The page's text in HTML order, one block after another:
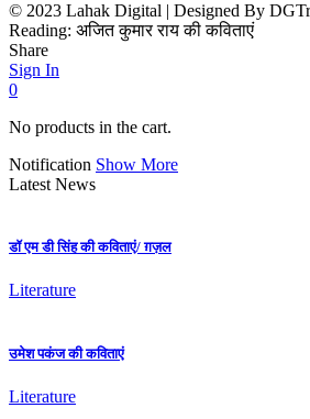
© 2023 Lahak Digital | Designed By
Reading: अजित कुमार राय की कविताएं
Share
Sign In
0
No products in the cart.
Notification Show More
Latest News
डॉ एम डी सिंह की कविताएं/ ग़ज़ल
Literature
उमेश पकंज की कविताएं
Literature